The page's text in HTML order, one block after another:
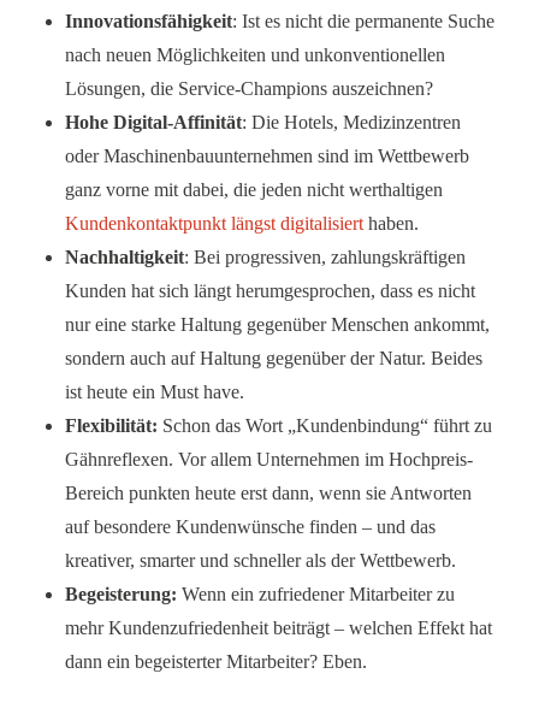
Innovationsfähigkeit: Ist es nicht die permanente Suche
nach neuen Möglichkeiten und unkonventionellen
Lösungen, die Service-Champions auszeichnen?
Hohe Digital-Affinität: Die Hotels, Medizinzentren
oder Maschinenbauunternehmen sind im Wettbewerb
ganz vorne mit dabei, die jeden nicht werthaltigen
Kundenkontaktpunkt längst digitalisiert haben.
Nachhaltigkeit: Bei progressiven, zahlungskräftigen
Kunden hat sich längt herumgesprochen, dass es nicht
nur eine starke Haltung gegenüber Menschen ankommt,
sondern auch auf Haltung gegenüber der Natur. Beides
ist heute ein Must have.
Flexibilität: Schon das Wort „Kundenbindung“ führt zu
Gähnreflexen. Vor allem Unternehmen im Hochpreis-
Bereich punkten heute erst dann, wenn sie Antworten
auf besondere Kundenwünsche finden – und das
kreativer, smarter und schneller als der Wettbewerb.
Begeisterung: Wenn ein zufriedener Mitarbeiter zu
mehr Kundenzufriedenheit beiträgt – welchen Effekt hat
dann ein begeisterter Mitarbeiter? Eben.